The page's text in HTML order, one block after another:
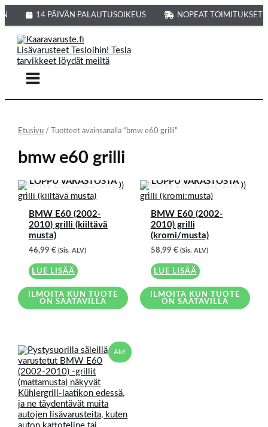
14 PÄIVÄN PALAUTUSOIKEUS NOPEAT TOIMITUKSET
Siirry
sisältöön
Etusivu / Tuotteet avainsanalla “bmw e60 grilli”
bmw e60 grilli
LOPPU VARASTOSTA
BMW E60 (2002-
2010) grilli (kiiltävä
musta)
46,99 € (Sis. ALV)
LUE LISÄÄ
ILMOITA KUN TUOTE
ON SAATAVILLA
LOPPU VARASTOSTA
BMW E60 (2002-
2010) grilli
(kromi/musta)
58,99 € (Sis. ALV)
LUE LISÄÄ
ILMOITA KUN TUOTE
ON SAATAVILLA
Ale!
Alkuperäinen
hinta
oli:
46,99 €.
Nykyinen
hinta
on:
21,99 €.